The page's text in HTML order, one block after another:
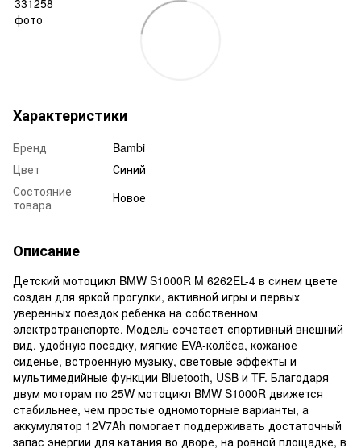
Характеристики
Бренд
Bambi
Цвет
Синий
Состояние
товара
Новое
Описание
Детский мотоцикл BMW S1000R M 6262EL-4 в синем цвете
создан для яркой прогулки, активной игры и первых
уверенных поездок ребёнка на собственном
электротранспорте. Модель сочетает спортивный внешний
вид, удобную посадку, мягкие EVA-колёса, кожаное
сиденье, встроенную музыку, световые эффекты и
мультимедийные функции Bluetooth, USB и TF. Благодаря
двум моторам по 25W мотоцикл BMW S1000R движется
стабильнее, чем простые одномоторные варианты, а
аккумулятор 12V7Ah помогает поддерживать достаточный
запас энергии для катания во дворе, на ровной площадке, в